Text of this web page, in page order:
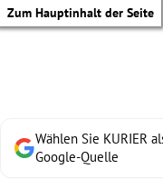
Zum Hauptinhalt der Seite
Wählen Sie KURIER
Google-Quelle